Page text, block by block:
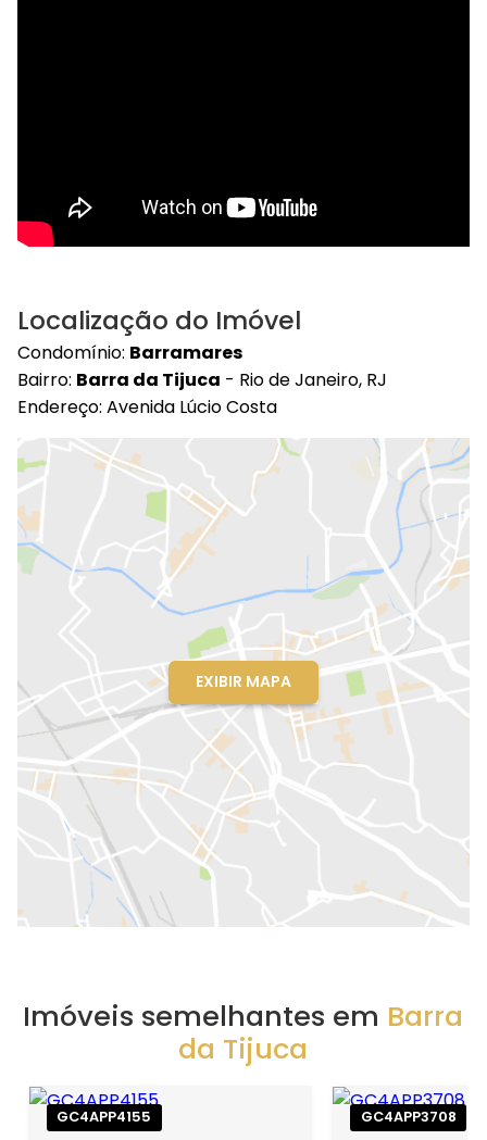
Localização do Imóvel
Condomínio: Barramares
Bairro: Barra da Tijuca - Rio de Janeiro, RJ
Endereço: Avenida Lúcio Costa
EXIBIR MAPA
Imóveis semelhantes em Barra
da Tijuca
GC4APP4155 GC4APP3708